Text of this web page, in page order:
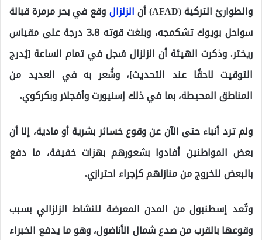
والطوارئ التركية (AFAD) أن
الزلزالوقع في بحر مرمرة قبالة
سواحل بويوك تشكمجه، وبلغت قوته 3.8 درجة على مقياس
ريختر. وذكرت الهيئة أن الزلزال سُجل في تمام الساعة [يُدرج
التوقيت لاحقًا عند التحديث]، وشُعر به في العديد من
المناطق المحيطة، بما في ذلك إسنيورت وأفجلار وبكركوي.
ولم ترد أنباء حتى الآن عن وقوع خسائر بشرية أو مادية، إلا أن
بعض المواطنين أفادوا بشعورهم بهزات خفيفة، ما دفع
بالبعض للخروج من منازلهم كإجراء احترازي.
وتُعد إسطنبول من المدن المعرضة للنشاط الزلزالي بسبب
وقوعها بالقرب من صدع شمال الأناضول، وهو ما يدفع الخبراء